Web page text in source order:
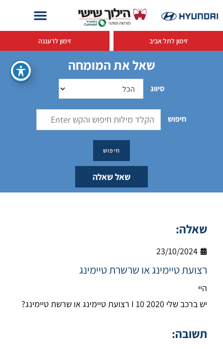
זימון לתל אביב זימון לרעננה
שאל את המומחה
סיווג
חיפוש
שאל שאלה
שאלה:
23/10/2024
רצועת טיימינג או שרשרת טיימינג
היי
יש ברכב שלי I 10 2020 רצועת טיימינג או שרשת טיימינג?
תשובה: